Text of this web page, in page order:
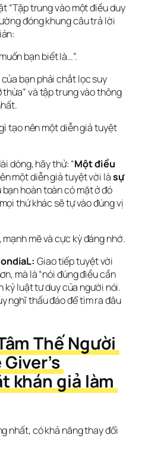
“Tập trung vào một điều duy
đóng khung câu trả lời
bạn biết là…”.
bạn phải chắt lọc suy
thừa” và tập trung vào thông
tạo nên một diễn giả tuyệt
dòng, hãy thử: “Một điều
một diễn giả tuyệt vời làsự
bạn hoàn toàn có mặt ở đó
thứ khác sẽ tự vào đúng vị
mẽ và cực kỳ đáng nhớ.
Giao tiếp tuyệt vời
mà là “nói đúng điều cần
kỷ luật tư duy của người nói.
nghĩ thấu đáo để tìm ra đâu
Thế Người
khán giả làm
nhất, có khả năng thay đổi